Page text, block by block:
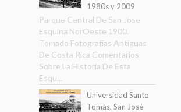
1980s y 2009
Parque Central De San Jose
Esquina NorOeste 1900.
Tomado Fotografías Antiguas
De Costa Rica Comentarios
Sobre La Historia De Esta
Esqu...
Universidad Santo
Tomás. San José